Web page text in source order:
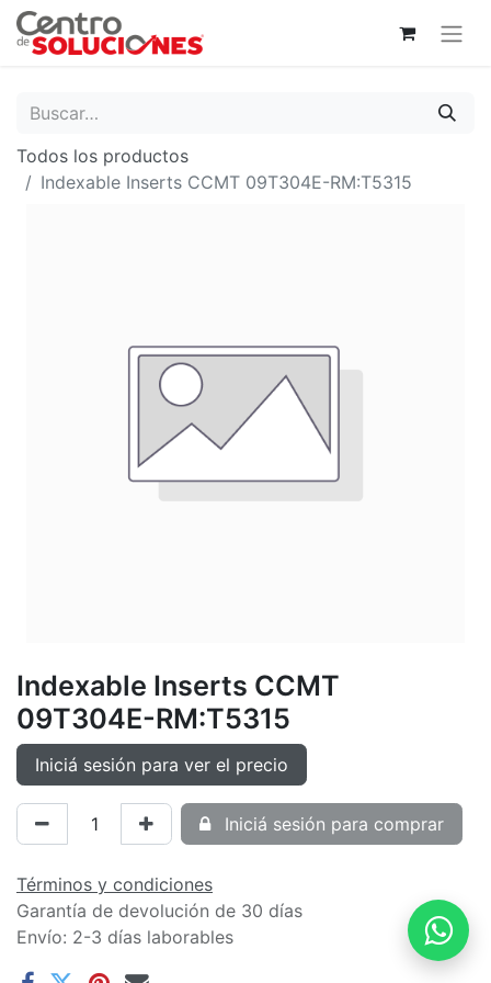
Todos los productos
Indexable Inserts CCMT 09T304E-RM:T5315
Indexable Inserts CCMT
09T304E-RM:T5315
Iniciá sesión para ver el precio
Iniciá sesión para comprar
Términos y condiciones
Garantía de devolución de 30 días
Envío: 2-3 días laborables